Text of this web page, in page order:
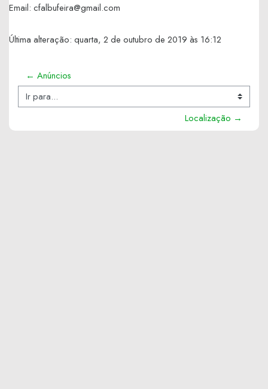
Email: cfalbufeira@gmail.com
Última alteração: quarta, 2 de outubro de 2019 às 16:12
← Anúncios
Ir para...
Localização →